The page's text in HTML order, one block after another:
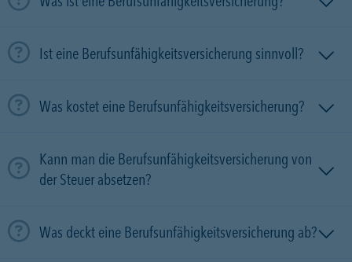
Ist eine Berufsunfähigkeitsversicherung sinnvoll?
Was kostet eine Berufsunfähigkeitsversicherung?
Kann man die Berufsunfähigkeitsversicherung von
der Steuer absetzen?
Was deckt eine Berufsunfähigkeitsversicherung ab?